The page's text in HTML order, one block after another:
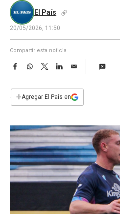
El País
20/05/2026, 11:50
Compartir esta noticia
F
e
b
k
W
s
p
T
w
t
L
n
E
i
l
+Agregar El País en